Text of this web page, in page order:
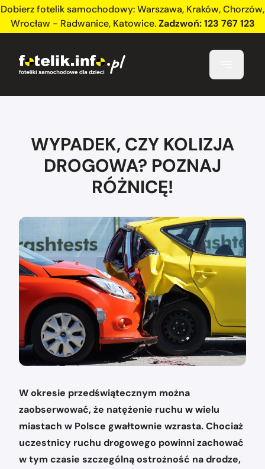
Dobierz fotelik samochodowy:Warszawa, Kraków,Chorzów,
Wrocław - Radwanice, Katowice.Zadzwoń:123 767 123
WYPADEK, CZY KOLIZJA
DROGOWA? POZNAJ
RÓŻNICĘ!
W okresie przedświątecznym można
zaobserwować, że natężenie ruchu w wielu
miastach w Polsce gwałtownie wzrasta. Chociaż
uczestnicy ruchu drogowego powinni zachować
w tym czasie szczególną ostrożność na drodze,